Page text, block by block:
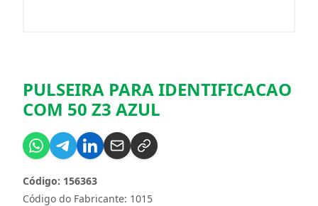
PULSEIRA PARA IDENTIFICACAO
COM 50 Z3 AZUL
Código do Fabricante: 1015
Código: 156363